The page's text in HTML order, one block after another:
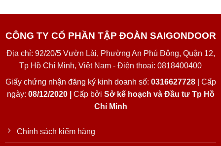
CÔNG TY CỔ PHẦN TẬP ĐOÀN SAIGONDOOR
Địa chỉ: 92/20/5 Vườn Lài, Phường An Phú Đông, Quận 12,
Tp Hồ Chí Minh, Việt Nam - Điện thoại: 0818400400
Giấy chứng nhận đăng ký kinh doanh số: 0316627728| Cấp
ngày: 08/12/2020 | Cấp bởi Sở kế hoạch và Đầu tư Tp Hồ
Chí Minh
Chính sách kiểm hàng